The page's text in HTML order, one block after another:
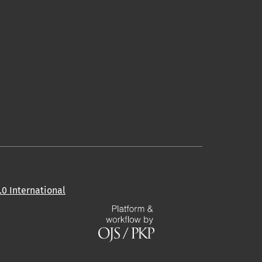
International